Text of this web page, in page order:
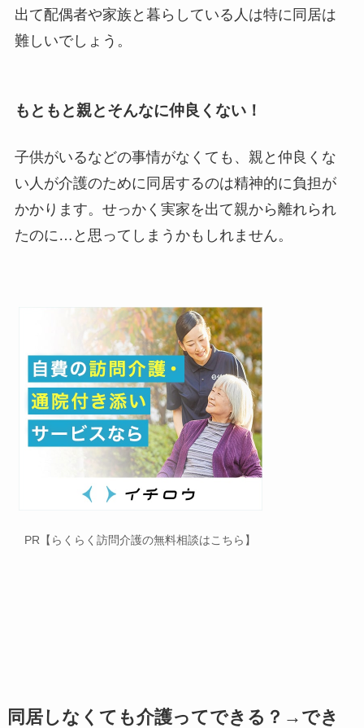
出て配偶者や家族と暮らしている人は特に同居は
難しいでしょう。
もともと親とそんなに仲良くない！
子供がいるなどの事情がなくても、親と仲良くな
い人が介護のために同居するのは精神的に負担が
かかります。せっかく実家を出て親から離れられ
たのに…と思ってしまうかもしれません。
PR【らくらく訪問介護の無料相談はこちら】
同居しなくても介護ってできる？→でき